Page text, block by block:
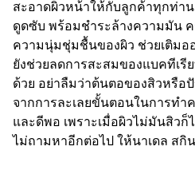
สะอาดผิวหน้าให้กับลูกค้าทุกท่า
ดูดซับ พร้อมชำระล้างความมัน
ความนุ่มชุ่มชื้นของผิว ช่วยเติมอ
ยังช่วยลดการสะสมของแบคทีเ
ด้วย อย่าลืมว่าต้นตอของสิวหรื
จากการละเลยขั้นตอนในการทำ
และดีพอ เพราะเมื่อผิวไม่มันสิว
ไม่ถามหาอีกต่อไป ให้นาเดล ส